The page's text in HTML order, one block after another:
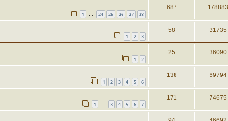
1 … 24 25 26 27 28
687 178883
1 2 3
58 31735
1 2
25 36090
1 2 3 4 5 6
138 69794
1 3 4 5 6 7
171 74675